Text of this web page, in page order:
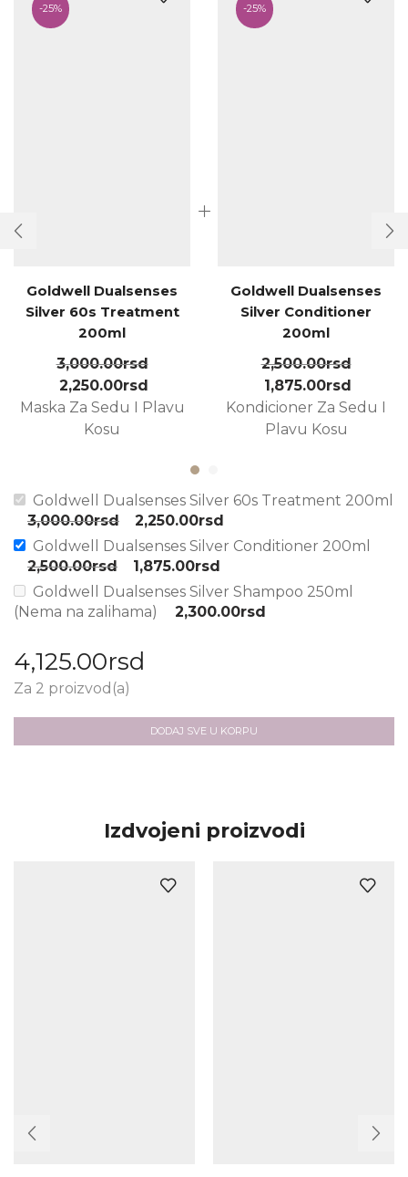
-25%
Goldwell Dualsenses
Silver 60s Treatment
200ml
3,000.00rsd
2,250.00rsd
Maska Za Sedu I Plavu
Kosu
-25%
Goldwell Dualsenses
Silver Conditioner
200ml
2,500.00rsd
1,875.00rsd
Kondicioner Za Sedu I
Plavu Kosu
Goldwell Dualsenses Silver 60s Treatment 200ml
3,000.00rsd 2,250.00rsd
Goldwell Dualsenses Silver Conditioner 200ml
2,500.00rsd 1,875.00rsd
Goldwell Dualsenses Silver Shampoo 250ml
(Nema na zalihama)
2,300.00rsd
4,125.00rsd
Za 2 proizvod(a)
DODAJ SVE U KORPU
Izdvojeni proizvodi